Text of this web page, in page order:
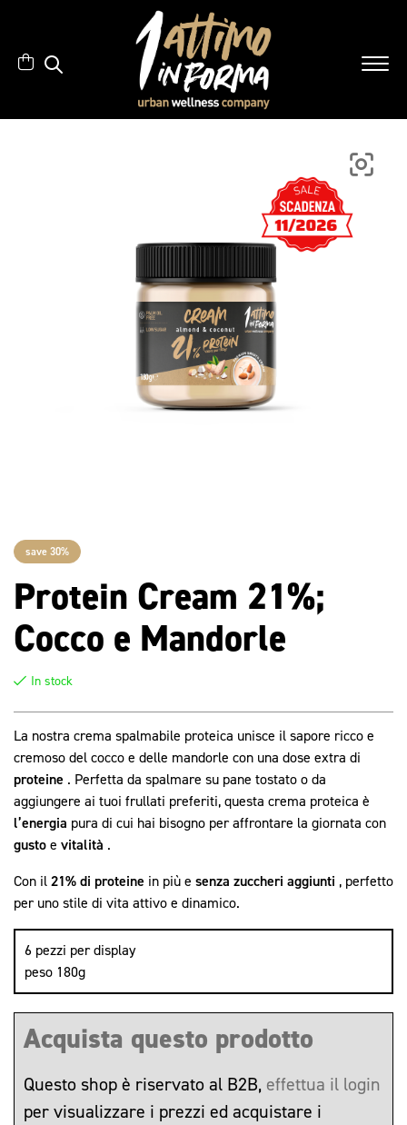
save 30%
Protein Cream 21%;
Cocco e Mandorle
In stock
La nostra crema spalmabile proteica unisce il sapore ricco e
cremoso del cocco e delle mandorle con una dose extra di
proteine ​​. Perfetta da spalmare su pane tostato o da
aggiungere ai tuoi frullati preferiti, questa crema proteica è
l’energia pura di cui hai bisogno per affrontare la giornata con
gustoe vitalità .
Con il21% di proteine ​​in più e senza zuccheri aggiunti , perfetto
per uno stile di vita attivo e dinamico.
6 pezzi per display
peso 180g
Acquista questo prodotto
Questo shop è riservato al B2B, effettua il login
per visualizzare i prezzi ed acquistare i